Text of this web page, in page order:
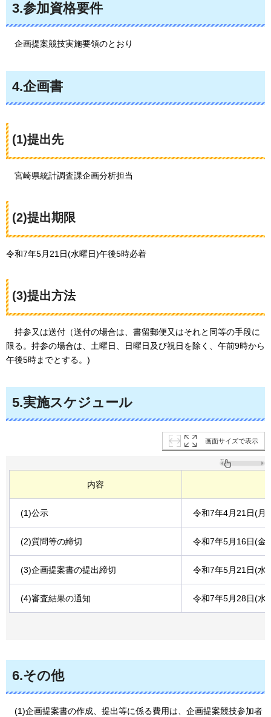
3.参加資格要件
企画提案競技実施要領のとおり
4.企画書
(1)提出先
宮崎県統計調査課企画分析担当
(2)提出期限
令和7年5月21日(水曜日)午後5時必着
(3)提出方法
持参又は送付（送付の場合は、書留郵便又はそれと同等の手段に
限る。持参の場合は、土曜日、日曜日及び祝日を除く、午前9時から
午後5時までとする。)
5.実施スケジュール
画面サイズで表示
内容
(1)公示 令和7年4月21日(月
(2)質問等の締切 令和7年5月16日(金
(3)企画提案書の提出締切 令和7年5月21日(水
(4)審査結果の通知 令和7年5月28日(水
6.その他
(1)企画提案書の作成、提出等に係る費用は、企画提案競技参加者